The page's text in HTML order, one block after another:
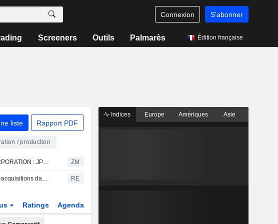
Connexion S'abonner
Screeners Outils Palmarès Édition française
liste Rapport PDF
/ production
DEVON ENERGY CORPORATION : JPMorgan Chase toujours neutre sur le dossier ZM
États-Unis : les fusions-acquisitions dans l'amont pétrolier et gazier plongent au deuxième trimestre face à la volatilité RE
Ratings Agenda
Indices Europe Amériques Asie